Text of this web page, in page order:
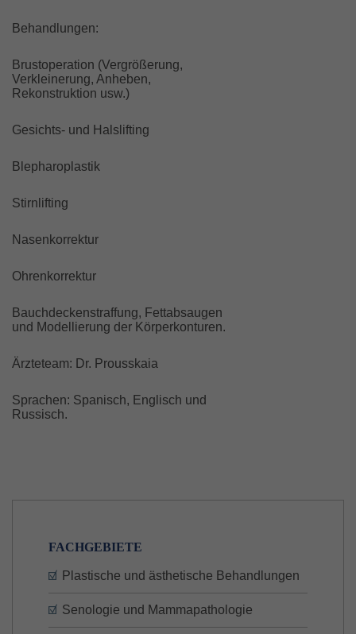
Behandlungen:
Brustoperation (Vergrößerung,
Verkleinerung, Anheben,
Rekonstruktion usw.)
Gesichts- und Halslifting
Blepharoplastik
Stirnlifting
Nasenkorrektur
Ohrenkorrektur
Bauchdeckenstraffung, Fettabsaugen
und Modellierung der Körperkonturen.
Ärzteteam: Dr. Prousskaia
Sprachen: Spanisch, Englisch und
Russisch.
FACHGEBIETE
Plastische und ästhetische Behandlungen
Senologie und Mammapathologie